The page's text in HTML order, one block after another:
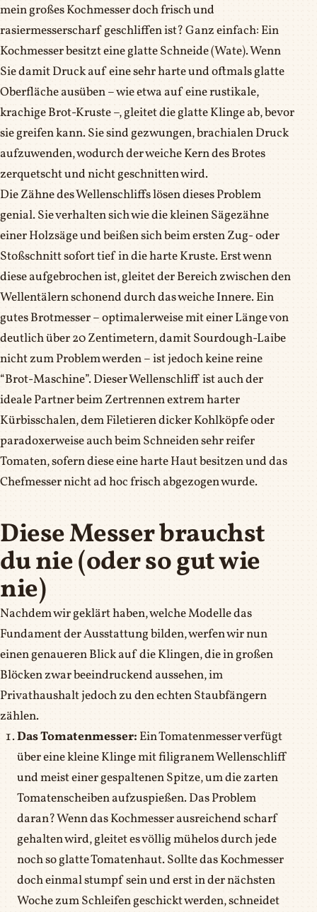
mein großes Kochmesser doch frisch und
rasiermesserscharf geschliffen ist? Ganz einfach: Ein
Kochmesser besitzt eine glatte Schneide (Wate). Wenn
Sie damit Druck auf eine sehr harte und oftmals glatte
Oberfläche ausüben – wie etwa auf eine rustikale,
krachige Brot-Kruste –, gleitet die glatte Klinge ab, bevor
sie greifen kann. Sie sind gezwungen, brachialen Druck
aufzuwenden, wodurch der weiche Kern des Brotes
zerquetscht und nicht geschnitten wird.
Die Zähne des Wellenschliffs lösen dieses Problem
genial. Sie verhalten sich wie die kleinen Sägezähne
einer Holzsäge und beißen sich beim ersten Zug- oder
Stoßschnitt sofort tief in die harte Kruste. Erst wenn
diese aufgebrochen ist, gleitet der Bereich zwischen den
Wellentälern schonend durch das weiche Innere. Ein
gutes Brotmesser – optimalerweise mit einer Länge von
deutlich über 20 Zentimetern, damit Sourdough-Laibe
nicht zum Problem werden – ist jedoch keine reine
“Brot-Maschine”. Dieser Wellenschliff ist auch der
ideale Partner beim Zertrennen extrem harter
Kürbisschalen, dem Filetieren dicker Kohlköpfe oder
paradoxerweise auch beim Schneiden sehr reifer
Tomaten, sofern diese eine harte Haut besitzen und das
Chefmesser nicht ad hoc frisch abgezogen wurde.
Diese Messer brauchst
du nie (oder so gut wie
nie)
Nachdem wir geklärt haben, welche Modelle das
Fundament der Ausstattung bilden, werfen wir nun
einen genaueren Blick auf die Klingen, die in großen
Blöcken zwar beeindruckend aussehen, im
Privathaushalt jedoch zu den echten Staubfängern
zählen.
Das Tomatenmesser: Ein Tomatenmesser verfügt
über eine kleine Klinge mit filigranem Wellenschliff
und meist einer gespaltenen Spitze, um die zarten
Tomatenscheiben aufzuspießen. Das Problem
daran? Wenn das Kochmesser ausreichend scharf
gehalten wird, gleitet es völlig mühelos durch jede
noch so glatte Tomatenhaut. Sollte das Kochmesser
doch einmal stumpf sein und erst in der nächsten
Woche zum Schleifen geschickt werden, schneidet